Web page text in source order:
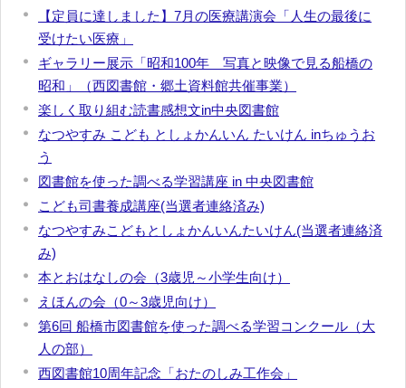
【定員に達しました】7月の医療講演会「人生の最後に
受けたい医療」
ギャラリー展示「昭和100年 写真と映像で見る船橋の
昭和」（西図書館・郷土資料館共催事業）
楽しく取り組む読書感想文in中央図書館
なつやすみ こども としょかんいん たいけん inちゅうお
う
図書館を使った調べる学習講座 in 中央図書館
こども司書養成講座(当選者連絡済み)
なつやすみこどもとしょかんいんたいけん(当選者連絡済
み)
本とおはなしの会（3歳児～小学生向け）
えほんの会（0～3歳児向け）
第6回 船橋市図書館を使った調べる学習コンクール（大
人の部）
西図書館10周年記念「おたのしみ工作会」